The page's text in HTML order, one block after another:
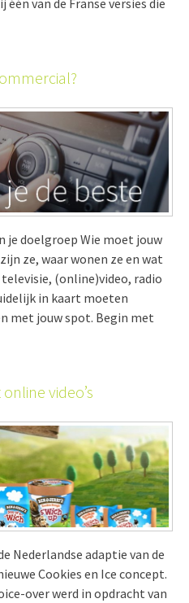
je doelgroep Wie moet jouw
ze, waar wonen ze en wat
(online)video, radio
in kaart moeten
met jouw spot. Begin met
video’s
Nederlandse adaptie van de
Cookies en Ice concept.
over werd in opdracht van